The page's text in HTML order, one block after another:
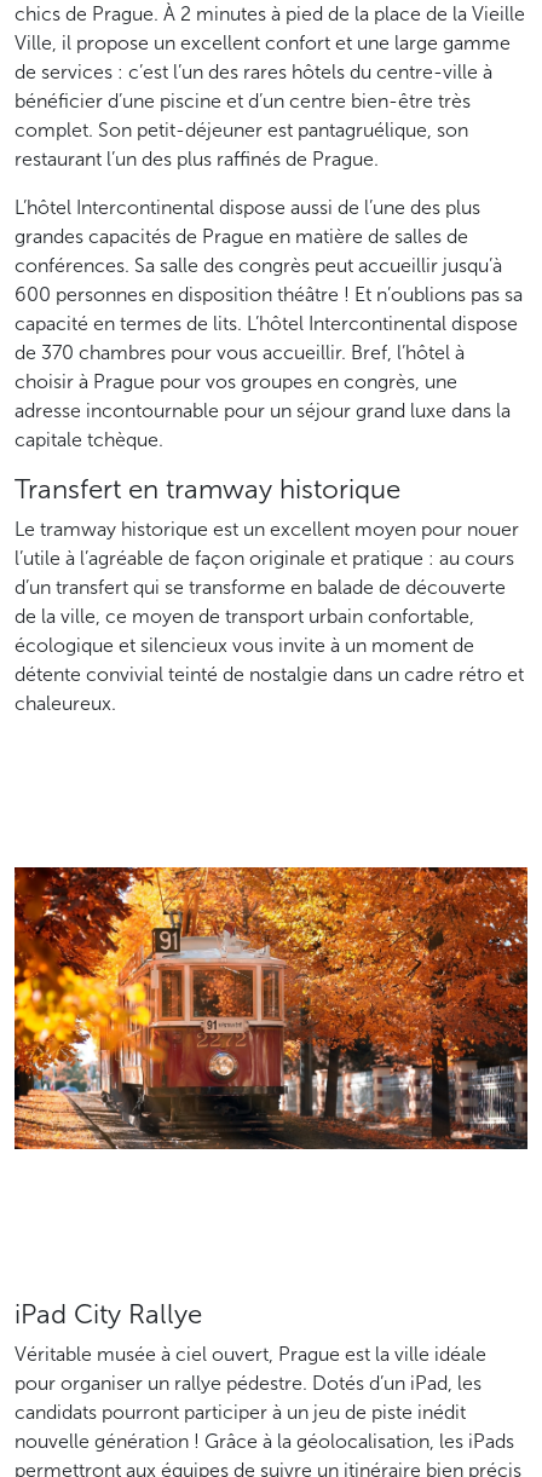
chics de Prague. À 2 minutes à pied de la place de la Vieille
Ville, il propose un excellent confort et une large gamme
de services : c’est l’un des rares hôtels du centre-ville à
bénéficier d’une piscine et d’un centre bien-être très
complet. Son petit-déjeuner est pantagruélique, son
restaurant l’un des plus raffinés de Prague.
L’hôtel Intercontinental dispose aussi de l’une des plus
grandes capacités de Prague en matière de salles de
conférences. Sa salle des congrès peut accueillir jusqu’à
600 personnes en disposition théâtre ! Et n’oublions pas sa
capacité en termes de lits. L’hôtel Intercontinental dispose
de 370 chambres pour vous accueillir. Bref, l’hôtel à
choisir à Prague pour vos groupes en congrès, une
adresse incontournable pour un séjour grand luxe dans la
capitale tchèque.
Transfert en tramway historique
Le tramway historique est un excellent moyen pour nouer
l’utile à l’agréable de façon originale et pratique : au cours
d’un transfert qui se transforme en balade de découverte
de la ville, ce moyen de transport urbain confortable,
écologique et silencieux vous invite à un moment de
détente convivial teinté de nostalgie dans un cadre rétro et
chaleureux.
iPad City Rallye
Véritable musée à ciel ouvert, Prague est la ville idéale
pour organiser un rallye pédestre. Dotés d’un iPad, les
candidats pourront participer à un jeu de piste inédit
nouvelle génération ! Grâce à la géolocalisation, les iPads
permettront aux équipes de suivre un itinéraire bien précis